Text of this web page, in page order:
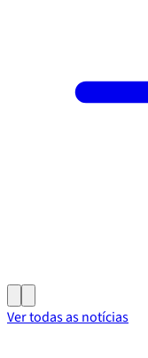
Ver todas as notícias